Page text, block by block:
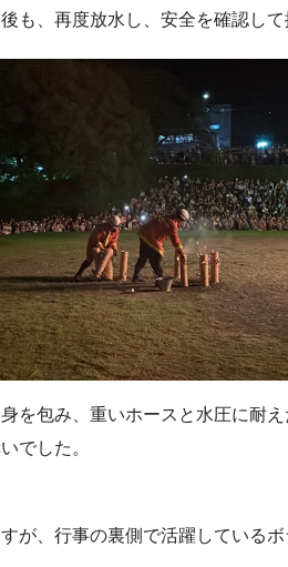
も、再度放水し、安全を確認して
を包み、重いホースと水圧に耐
でした。
が、行事の裏側で活躍している